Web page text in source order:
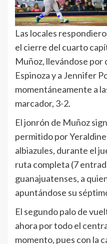
Las locales
el cierre del cuarto
Muñoz, llevándose por
Espinoza y a Jennifer
momentáneamente a
marcador, 3-2.
El jonrón de Muñoz
permitido por
albiazules, durante el
ruta completa (7
guanajuatenses, a
apuntándose su
El segundo palo de
ahora por todo el
momento, pues con la